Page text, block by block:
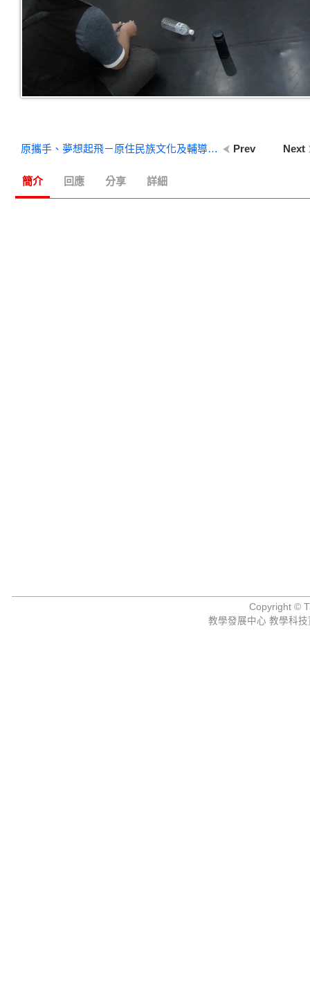
Prev
原攜手、夢想起飛－原住民族文化及輔導知能研習暨第3次工作會議-休息一下 (2) Next
簡介 回應 分享 詳細
Copyright ©
教學發展中心 教學科